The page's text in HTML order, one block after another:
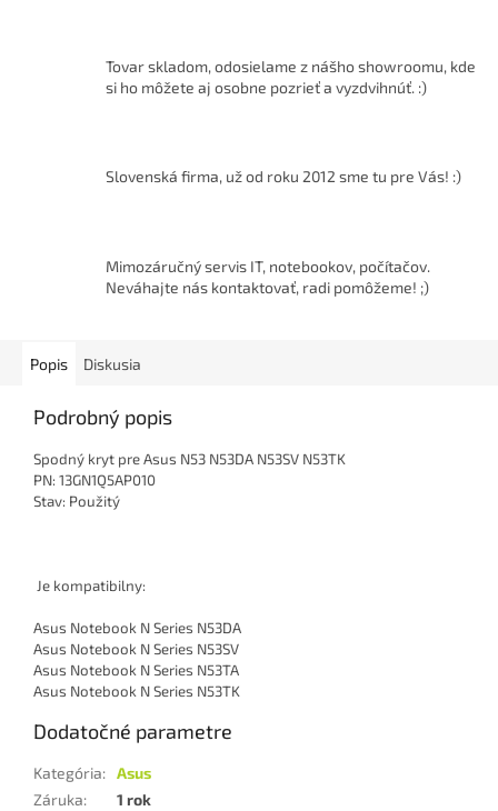
Tovar skladom, odosielame z nášho showroomu, kde
si ho môžete aj osobne pozrieť a vyzdvihnúť. :)
Slovenská firma, už od roku 2012 sme tu pre Vás! :)
Mimozáručný servis IT, notebookov, počítačov.
Neváhajte nás kontaktovať, radi pomôžeme! ;)
Popis Diskusia
Podrobný popis
Spodný kryt pre Asus N53 N53DA N53SV N53TK
PN: 13GN1Q5AP010
Stav: Použitý
Je kompatibilny:
Asus Notebook N Series N53DA
Asus Notebook N Series N53SV
Asus Notebook N Series N53TA
Asus Notebook N Series N53TK
Dodatočné parametre
Kategória: Asus
Záruka: 1 rok